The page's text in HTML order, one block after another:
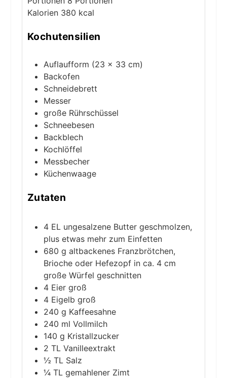
Kalorien 380 kcal
Kochutensilien
Auflaufform (23 × 33 cm)
Backofen
Schneidebrett
Messer
große Rührschüssel
Schneebesen
Backblech
Kochlöffel
Messbecher
Küchenwaage
Zutaten
4 EL ungesalzene Butter geschmolzen,
plus etwas mehr zum Einfetten
680 g altbackenes Franzbrötchen,
Brioche oder Hefezopf in ca. 4 cm
große Würfel geschnitten
4 Eier groß
4 Eigelb groß
240 g Kaffeesahne
240 ml Vollmilch
140 g Kristallzucker
2 TL Vanilleextrakt
½ TL Salz
¼ TL gemahlener Zimt